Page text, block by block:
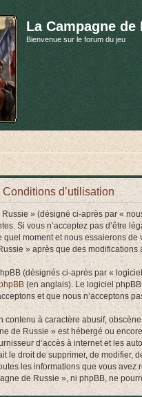
La Campagne de
Bienvenue sur le forum du jeu
d’utilisation
» (désigné ci-après par «
Si vous n’acceptez pas d’être
quel moment et nous essaierons
» après que des
(désignés ci-après par «
(en anglais). Le logiciel
et que nous n’acceptons
contenu à caractère abusif,
de Russie » est hébergé ou
d’accès à internet et les
le droit de supprimer, de modifier,
les informations que vous
de Russie », ni phpBB, ne